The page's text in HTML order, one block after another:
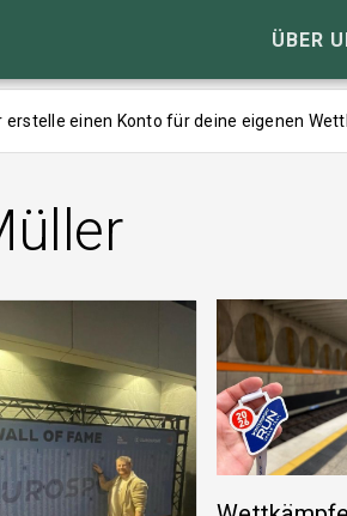
ÜBER
erstelle einen Konto für deine eigenen